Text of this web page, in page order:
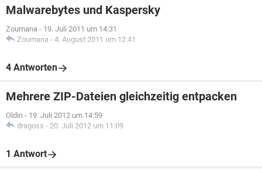
Malwarebytes und Kaspersky
Zoumana - 19. Juli 2011 um 14:31
Zoumana - 4. August 2011 um 12:41
4 Antworten
Mehrere ZIP-Dateien gleichzeitig entpacken
Oldin - 19. Juli 2012 um 14:59
dragoss - 20. Juli 2012 um 11:09
1 Antwort